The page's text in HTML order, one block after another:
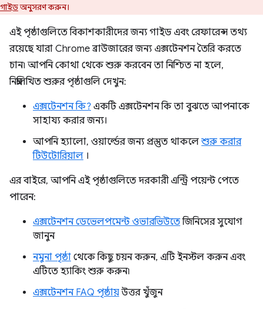
গাইডঅনুসরণ করুন।
এই পৃষ্ঠাগুলিতে বিকাশকারীদের জন্য গাইড এবং রেফারেন্স তথ্য
রয়েছে যারা Chrome ব্রাউজারের জন্য এক্সটেনশন তৈরি করতে
চান৷ আপনি কোথা থেকে শুরু করবেন তা নিশ্চিত না হলে,
নিম্নলিখিত শুরুর পৃষ্ঠাগুলি দেখুন:
এক্সটেনশন কি? একটি এক্সটেনশন কি তা বুঝতে আপনাকে
সাহায্য করার জন্য।
আপনি হ্যালো, ওয়ার্ল্ডের জন্য প্রস্তুত থাকলে শুরু করার
টিউটোরিয়াল ।
এর বাইরে, আপনি এই পৃষ্ঠাগুলিতে দরকারী এন্ট্রি পয়েন্ট পেতে
পারেন:
এক্সটেনশন ডেভেলপমেন্ট ওভারভিউতেজিনিসের সুযোগ
জানুন
নমুনা পৃষ্ঠা থেকে কিছু চয়ন করুন, এটি ইনস্টল করুন এবং
এটিতে হ্যাকিং শুরু করুন৷
এক্সটেনশন FAQ পৃষ্ঠায়উত্তর খুঁজুন